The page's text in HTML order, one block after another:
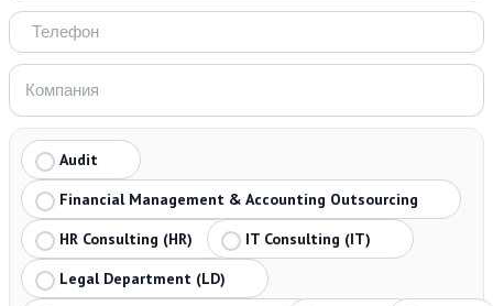
Audit
Financial Management & Accounting Outsourcing
HR Consulting (HR)
IT Consulting (IT)
Legal Department (LD)